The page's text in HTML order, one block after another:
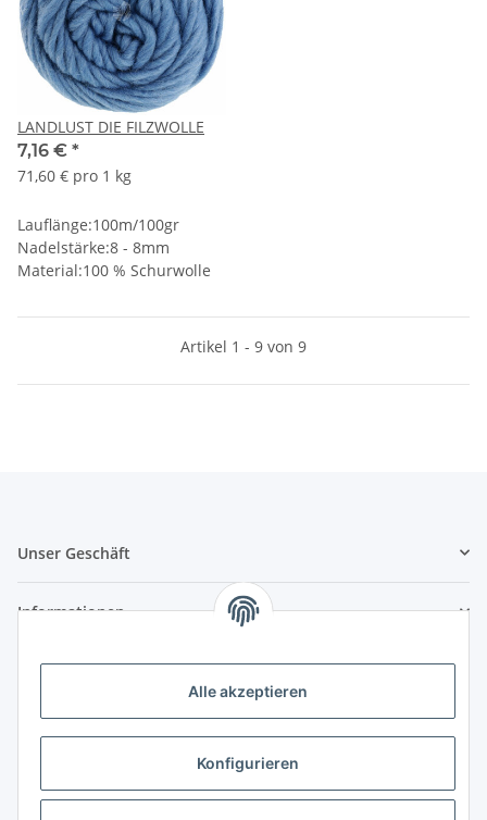
Alle akzeptieren
Konfigurieren
LANDLUST DIE FILZWOLLE
7,16 € *
71,60 € pro 1 kg
Lauflänge:100m/100gr
Nadelstärke:8 - 8mm
Material:100 % Schurwolle
Artikel 1 - 9 von 9
Unser Geschäft
Informationen
Zahlungsmöglichkeiten
Vorkasse (per Bank-Überweisung)
PayPal
Kreditkarte